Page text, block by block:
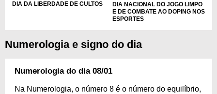
DIA DA LIBERDADE DE CULTOS
DIA NACIONAL DO JOGO LIMPO
E DE COMBATE AO DOPING NOS
ESPORTES
Numerologia e signo do dia
Numerologia do dia 08/01
Na Numerologia, o número 8 é o número do equilíbrio,